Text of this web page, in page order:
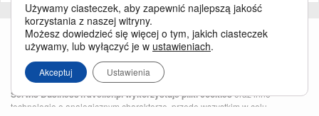
Serwis BusinessTraveller.pl wykorzystuje pliki cookiesoraz inne
technologie o analogicznym charakterze, przede wszystkim w celu
Używamy ciasteczek, aby zapewnić najlepszą jakość
korzystania z naszej witryny.
Możesz dowiedzieć się więcej o tym, jakich ciasteczek
używamy, lub wyłączyć je w ustawieniach.
Akceptuj Ustawienia